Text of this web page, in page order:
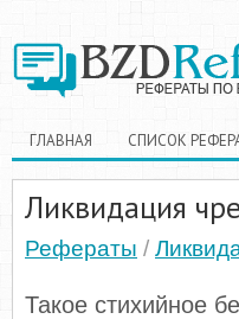
ГЛАВНАЯ СПИСОК
Ликвидация
Рефераты /
Такое стихийное